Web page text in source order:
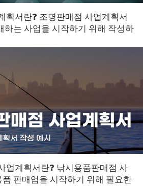
서란❓ 조명판매점 사업계획서
하는 사업을 시작하기 위해 작성하
업계획서란❓ 낚시용품판매점 사
판매업을 시작하기 위해 필요한